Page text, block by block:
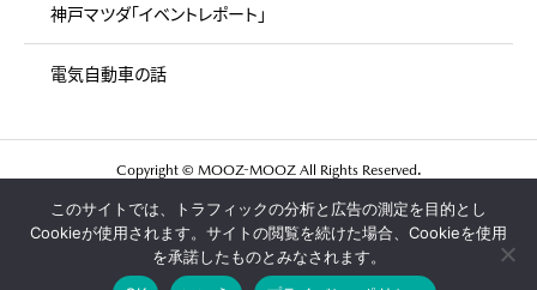
神戸マツダ「イベントレポート」
電気自動車の話
Copyright © MOOZ-MOOZ All Rights Reserved.
マツダ車が好きな人が集まる
神戸マツダのウェブマガジン「ムズムズ」
このサイトでは、トラフィックの分析と広告の測定を目的とし
Cookieが使用されます。サイトの閲覧を続けた場合、Cookieを使用
を承諾したものとみなされます。